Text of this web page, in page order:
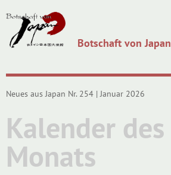
Botschaft von Japan
Neues aus Japan Nr. 254 | Januar 2026
Kalender des
Monats